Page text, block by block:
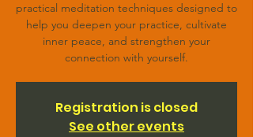
practical meditation techniques designed to
help you deepen your practice, cultivate
inner peace, and strengthen your
connection with yourself.
Registration is closed
See other events